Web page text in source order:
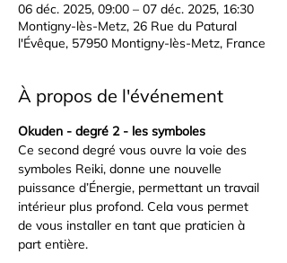
06 déc. 2025, 09:00 – 07 déc. 2025, 16:30
Montigny-lès-Metz, 26 Rue du Patural
l'Évêque, 57950 Montigny-lès-Metz, France
À propos de l'événement
Okuden - degré 2 - les symboles
Ce second degré vous ouvre la voie des
symboles Reiki, donne une nouvelle
puissance d’Énergie, permettant un travail
intérieur plus profond. Cela vous permet
de vous installer en tant que praticien à
part entière.